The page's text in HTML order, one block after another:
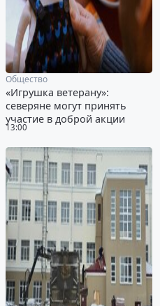
13:00
Общество
«Игрушка ветерану»:
северяне могут принять
участие в доброй акции